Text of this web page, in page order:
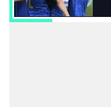
reklam/pazarlama
sınırlı olarak açık